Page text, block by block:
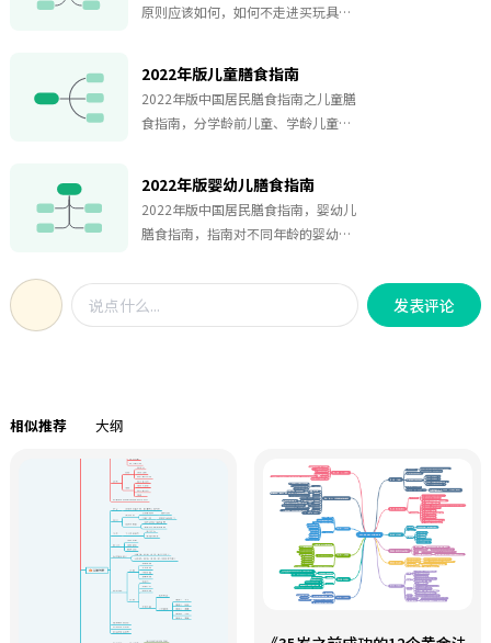
原则应该如何，如何不走进买玩具的
2022年版儿童膳食指南
2022年版中国居民膳食指南之儿童膳
食指南，分学龄前儿童、学龄儿童两
2022年版婴幼儿膳食指南
2022年版中国居民膳食指南，婴幼儿
膳食指南，指南对不同年龄的婴幼儿
荐，对母乳喂养等提供了支持和帮
助。
发表评论
相似推荐 大纲